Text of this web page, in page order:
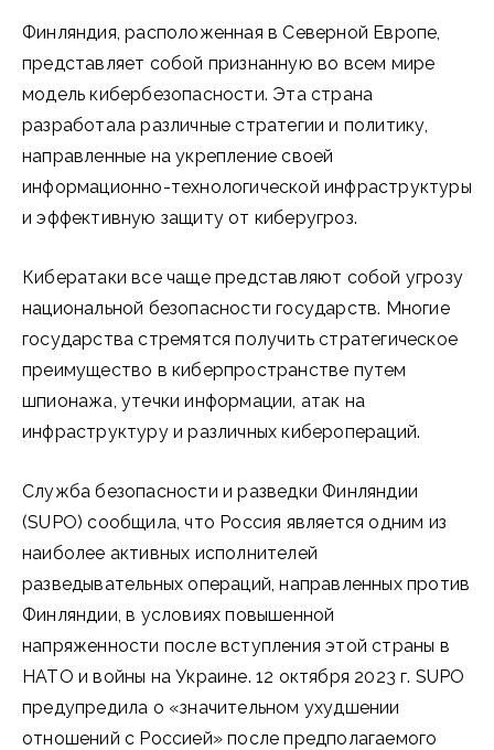
Финляндия, расположенная в Северной Европе,
представляет собой признанную во всем мире
модель кибербезопасности. Эта страна
разработала различные стратегии и политику,
направленные на укрепление своей
информационно-технологической инфраструктуры
и эффективную защиту от киберугроз.
Кибератаки все чаще представляют собой угрозу
национальной безопасности государств. Многие
государства стремятся получить стратегическое
преимущество в киберпространстве путем
шпионажа, утечки информации, атак на
инфраструктуру и различных киберопераций.
Служба безопасности и разведки Финляндии
(SUPO) сообщила, что Россия является одним из
наиболее активных исполнителей
разведывательных операций, направленных против
Финляндии, в условиях повышенной
напряженности после вступления этой страны в
НАТО и войны на Украине. 12 октября 2023 г. SUPO
предупредила о «значительном ухудшении
отношений с Россией» после предполагаемого